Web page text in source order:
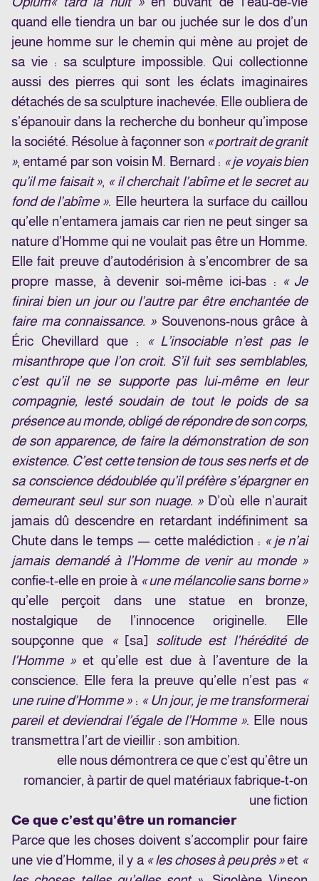
quand elle tiendra un bar ou juchée sur le dos d’un
jeune homme sur le chemin qui mène au projet de
sa vie : sa sculpture impossible. Qui collectionne
aussi des pierres qui sont les éclats imaginaires
détachés de sa sculpture inachevée. Elle oubliera de
s’épanouir dans la recherche du bonheur qu’impose
la société. Résolue à façonner son « portrait de granit
», entamé par son voisin M. Bernard : « je voyais bien
qu’il me faisait », « il cherchait l’abîme et le secret au
fond de l’abîme ». Elle heurtera la surface du caillou
qu’elle n’entamera jamais car rien ne peut singer sa
nature d’Homme qui ne voulait pas être un Homme.
Elle fait preuve d’autodérision à s’encombrer de sa
propre masse, à devenir soi-même ici-bas : « Je
finirai bien un jour ou l’autre par être enchantée de
faire ma connaissance. »Souvenons-nous grâce à
Éric Chevillard que :
« L’insociable n’est pas le
misanthrope que l’on croit. S’il fuit ses semblables,
c’est qu’il ne se supporte pas lui-même en leur
compagnie, lesté soudain de tout le poids de sa
présence au monde, obligé de répondre de son corps,
de son apparence, de faire la démonstration de son
existence. C’est cette tension de tous ses nerfs et de
sa conscience dédoublée qu’il préfère s’épargner en
demeurant seul sur son nuage. »D’où elle n’aurait
jamais dû descendre en retardant indéfiniment sa
Chute dans le temps — cette malédiction : « je n’ai
jamais demandé à l’Homme de venir au monde »
confie-t-elle en proie à « une mélancolie sans borne »
qu’elle perçoit dans une statue en bronze,
nostalgique de l’innocence originelle. Elle
soupçonne que
« [sa]
solitude est l’hérédité de
l’Homme »et qu’elle est due à l’aventure de la
conscience. Elle fera la preuve qu’elle n’est pas «
une ruine d’Homme »: « Un jour, je me transformerai
pareil et deviendrai l’égale de l’Homme ». Elle nous
transmettra l’art de vieillir : son ambition.
elle nous démontrera ce que c’est qu’être un
romancier, à partir de quel matériaux fabrique-t-on
une fiction
Ce que c’est qu’être un romancier
Parce que les choses doivent s’accomplir pour faire
une vie d’Homme, il y a « les choses à peu près »et «